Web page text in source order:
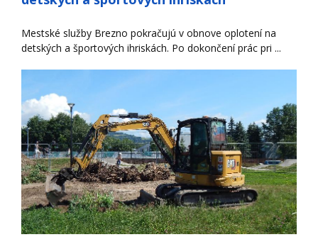
Mestské služby Brezno pokračujú v obnove oplotení na
detských a športových ihriskách. Po dokončení prác pri ...